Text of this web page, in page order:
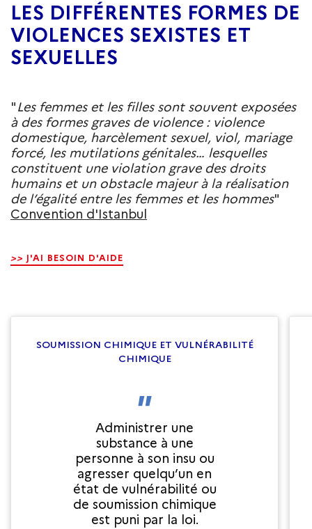
LES DIFFÉRENTES FORMES DE
VIOLENCES SEXISTES ET
SEXUELLES
"Les femmes et les filles sont souvent exposées
à des formes graves de violence : violence
domestique, harcèlement sexuel, viol, mariage
forcé, les mutilations génitales… lesquelles
constituent une violation grave des droits
humains et un obstacle majeur à la réalisation
de l’égalité entre les femmes et les hommes"
Convention d'Istanbul
>> J'AI BESOIN D'AIDE
SOUMISSION CHIMIQUE ET VULNÉRABILITÉ
CHIMIQUE
Administrer une
substance à une
personne à son insu ou
agresser quelqu’un en
état de vulnérabilité ou
de soumission chimique
est puni par la loi.